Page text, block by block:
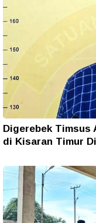
Digerebek Timsus
di Kisaran Timur